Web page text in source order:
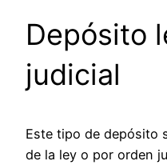
Depósito
judicial
Este tipo de depósito
de la ley o por orden